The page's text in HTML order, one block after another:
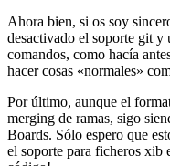
Ahora bien, si os soy
desactivado el soporte git y
comandos, como hacía
hacer cosas «normales»
Por último, aunque el
merging de ramas, sigo
Boards. Sólo espero que
el soporte para ficheros xib